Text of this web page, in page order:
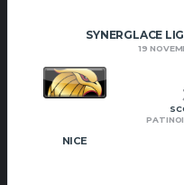
SYNERGLACE
19
NICE